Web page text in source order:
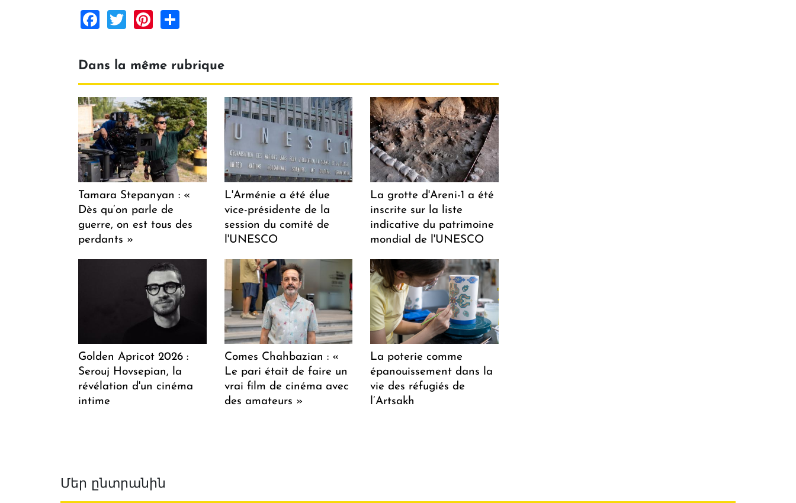
Facebook
TwitterPinterest
Dans la même rubrique
Tamara Stepanyan : «
Dès qu’on parle de
guerre, on est tous des
perdants »
L'Arménie a été élue
vice-présidente de la
session du comité de
l'UNESCO
La grotte d'Areni-1 a été
inscrite sur la liste
indicative du patrimoine
mondial de l'UNESCO
Golden Apricot 2026 :
Serouj Hovsepian, la
révélation d'un cinéma
intime
Comes Chahbazian : «
Le pari était de faire un
vrai film de cinéma avec
des amateurs »
La poterie comme
épanouissement dans la
vie des réfugiés de
l’Artsakh
Մեր ընտրանին